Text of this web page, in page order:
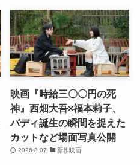
映画『時給三〇〇円の死
神』西畑大吾×福本莉子、
バディ誕生の瞬間を捉えた
カットなど場面写真公開
2026.8.07 新作映画